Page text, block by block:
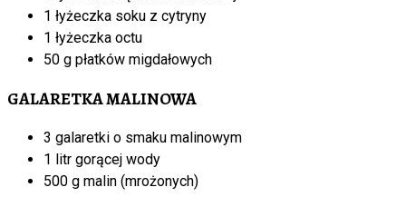
1 łyżeczka soku z cytryny
1 łyżeczka octu
50 g płatków migdałowych
GALARETKA MALINOWA
3 galaretki o smaku malinowym
1 litr gorącej wody
500 g malin (mrożonych)